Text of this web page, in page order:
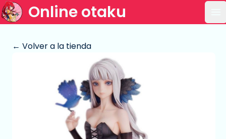
Online otaku
← Volver a la tienda